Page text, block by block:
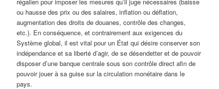
ou hausse des prix ou des salaires, inflation ou déflation,
augmentation des droits de douanes, contrôle des changes,
etc.). En conséquence, et contrairement aux exigences du
Système global, il est vital pour un État qui désire conserver son
indépendance et sa liberté d’agir, de se désendetter et de pouvoir
disposer d’une banque centrale sous son contrôle direct afin de
pouvoir jouer à sa guise sur la circulation monétaire dans le
pays.